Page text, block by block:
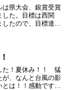
は県大会、銀賞受賞
した。目標は西関
たので、目標達成
る事で...
た！夏休み！！ 猛
が、なんと台風の影
は！！感動です。